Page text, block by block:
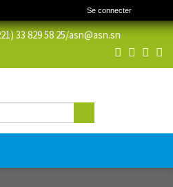
Se connecter
829 58 25/asn@asn.sn
de recherche